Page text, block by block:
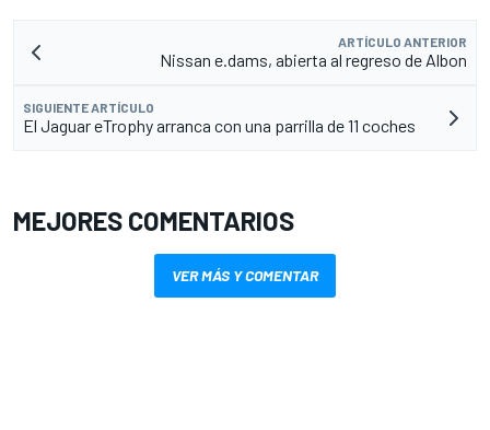
ARTÍCULO ANTERIOR
Nissan e.dams, abierta al regreso de Albon
SIGUIENTE ARTÍCULO
El Jaguar eTrophy arranca con una parrilla de 11 coches
MEJORES COMENTARIOS
VER MÁS Y COMENTAR